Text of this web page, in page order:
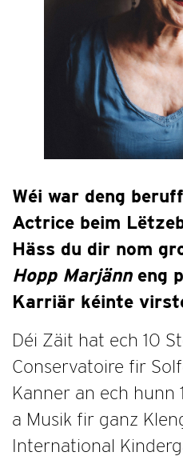
Wéi war deng
Actrice beim
Häss du dir nom
Hopp Marjänn eng
Karriär kéinte
Déi Zäit hat ech 10
Conservatoire fir
Kanner an ech hunn
a Musik fir ganz
International